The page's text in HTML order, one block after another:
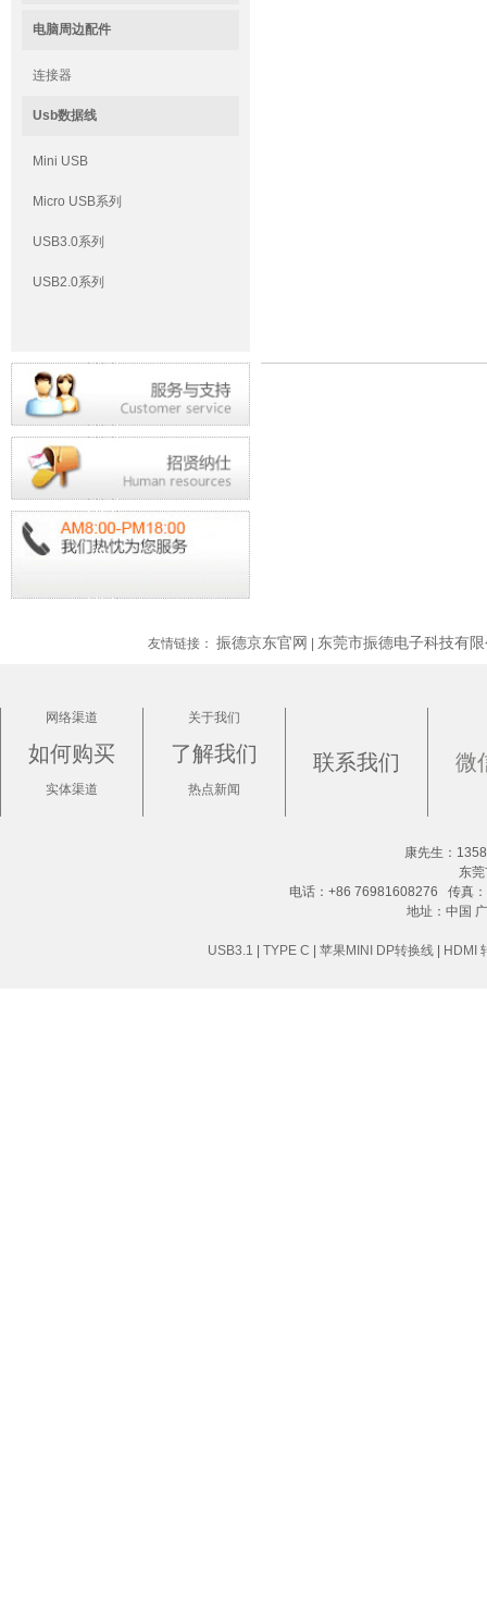
电脑周边配件
连接器
Usb数据线
Mini USB
Micro USB系列
USB3.0系列
USB2.0系列
友情链接： 振德京东官网 | 东莞市振德电子科技有
网络渠道
如何购买
实体渠道
关于我们
了解我们
热点新闻
联系我们 微
康先生：
东
电话：+86 76981608276 传真
地址：中国
USB3.1 | TYPE C | 苹果MINI DP转换线 | HDMI